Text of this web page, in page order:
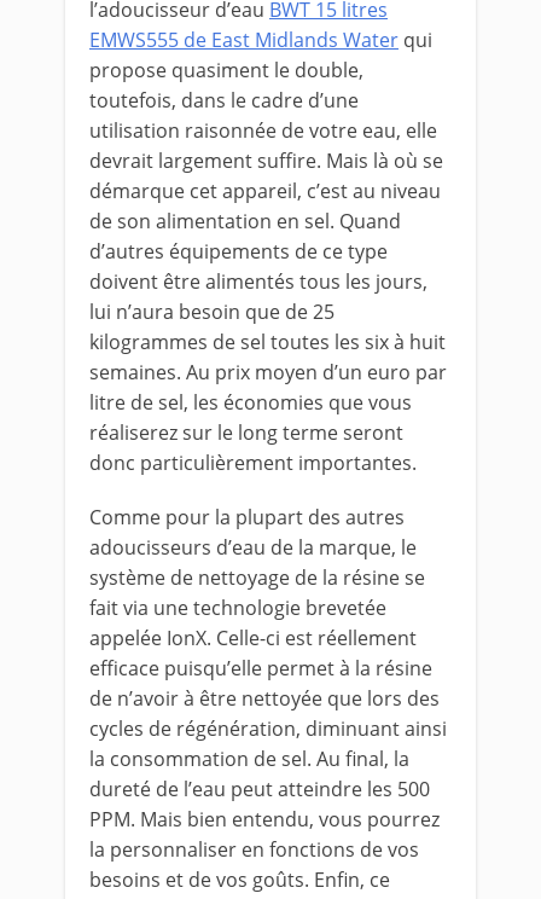
l’adoucisseur d’eau BWT 15 litres
EMWS555 de East Midlands Water qui
propose quasiment le double,
toutefois, dans le cadre d’une
utilisation raisonnée de votre eau, elle
devrait largement suffire. Mais là où se
démarque cet appareil, c’est au niveau
de son alimentation en sel. Quand
d’autres équipements de ce type
doivent être alimentés tous les jours,
lui n’aura besoin que de 25
kilogrammes de sel toutes les six à huit
semaines. Au prix moyen d’un euro par
litre de sel, les économies que vous
réaliserez sur le long terme seront
donc particulièrement importantes.
Comme pour la plupart des autres
adoucisseurs d’eau de la marque, le
système de nettoyage de la résine se
fait via une technologie brevetée
appelée IonX. Celle-ci est réellement
efficace puisqu’elle permet à la résine
de n’avoir à être nettoyée que lors des
cycles de régénération, diminuant ainsi
la consommation de sel. Au final, la
dureté de l’eau peut atteindre les 500
PPM. Mais bien entendu, vous pourrez
la personnaliser en fonctions de vos
besoins et de vos goûts. Enfin, ce